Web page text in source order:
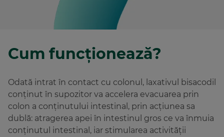
Cum funcționează?
Odată intrat în contact cu colonul, laxativul bisacodil
conținut în supozitor va accelera evacuarea prin
colon a conținutului intestinal, prin acțiunea sa
dublă: atragerea apei în intestinul gros ce va înmuia
conținutul intestinal, iar stimularea activității